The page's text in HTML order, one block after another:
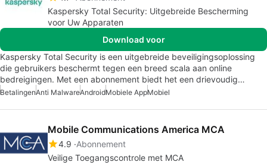
Kaspersky Total Security: Uitgebreide Bescherming
voor Uw Apparaten
Download voor
Kaspersky Total Security is een uitgebreide beveiligingsoplossing
die gebruikers beschermt tegen een breed scala aan online
bedreigingen. Met een abonnement biedt het een drievoudig…
BetalingenAnti MalwareAndroidMobiele AppMobiel
Mobile Communications America MCA
4.9 Abonnement
Veilige Toegangscontrole met MCA